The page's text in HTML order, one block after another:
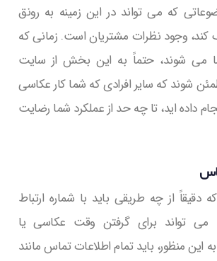
که می تواند در این زمینه به رونق
وجود نظرات مشتریان است. زمانی که
می شوند، حتماً به این بخش از سایت
شوند که سایر افرادی که شما کار عکاسی
داده اید، تا چه حد از عملکرد شما رضایت
دقیقاً از چه طریقی باید با شماره ارتباط
می تواند برای گرفتن وقت عکاسی یا
به این منظور، باید تمام اطلاعات تماس مانند